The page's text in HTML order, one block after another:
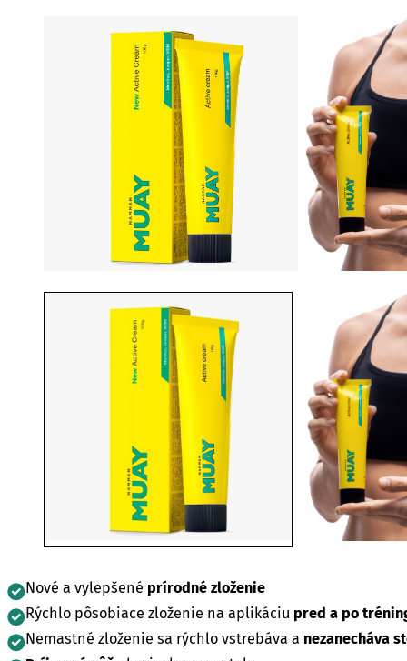
Nové a vylepšené prírodné zloženie
Rýchlo pôsobiace zloženie na aplikáciu pred a po
Nemastné zloženie sa rýchlo vstrebáva a nezanecháva